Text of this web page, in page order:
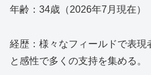
年齢：34歳（2026年7月現在）
経歴：様々なフィールドで表現
と感性で多くの支持を集める。